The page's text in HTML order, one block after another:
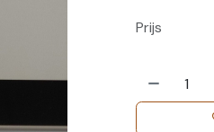
Prijs